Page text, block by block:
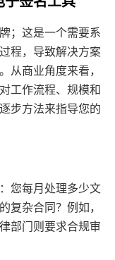
；这是一个需要系
程，导致解决方案
从商业角度来看，
工作流程、规模和
步方法来指导您的
您每月处理多少文
复杂合同？例如，
部门则要求合规审